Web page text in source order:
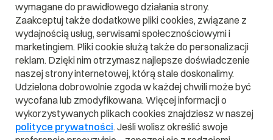
Hosting
wp_JUMP!
Skonfiguruj wybrany pakiet i sprawdź, co
najchętniej wybierali do niego inni
użytkownicy.
Bezpłatne i niezobowiązujące
wymagane do prawidłowego działania strony.
Zaakceptuj także dodatkowe pliki cookies, związane z
wydajnością usług, serwisami społecznościowymi i
marketingiem. Pliki cookie służą także do personalizacji
reklam. Dzięki nim otrzymasz najlepsze doświadczenie
naszej strony internetowej, którą stale doskonalimy.
Udzielona dobrowolnie zgoda w każdej chwili może być
wycofana lub zmodyfikowana. Więcej informacji o
wykorzystywanych plikach cookies znajdziesz w naszej
polityce prywatności. Jeśli wolisz określić swoje